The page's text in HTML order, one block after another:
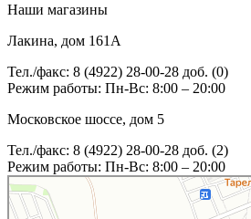
Наши магазины
Лакина, дом 161А
Тел./факс: 8 (4922) 28-00-28 доб. (0)
Режим работы: Пн-Вс: 8:00 – 20:00
Московское шоссе, дом 5
Тел./факс: 8 (4922) 28-00-28 доб. (2)
Режим работы: Пн-Вс: 8:00 – 20:00